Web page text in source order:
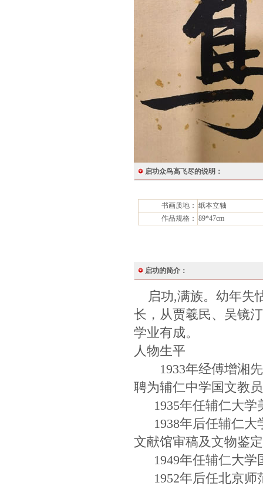
启功众鸟高飞尽的说明：
书画质地： 纸本立轴
作品规格： 89*47cm
启功的简介：
启功,满族。幼年失
长，从贾羲民、吴镜
学业有成。
人物生平
1933年经傅增湘先
聘为辅仁中学国文教
1935年任辅仁大学
1938年后任辅仁大
文献馆审稿及文物鉴
1949年任辅仁大学
1952年后任北京师